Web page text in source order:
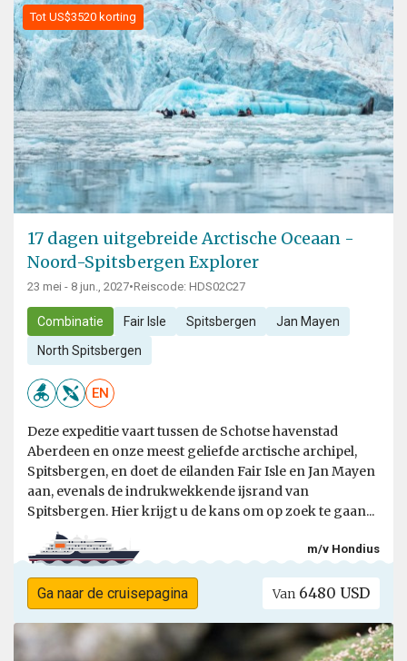
Tot US$3520 korting
17 dagen uitgebreide Arctische Oceaan -
Noord-Spitsbergen Explorer
23 mei - 8 jun., 2027•Reiscode: HDS02C27
Combinatie Fair Isle Spitsbergen Jan Mayen
North Spitsbergen
EN
Deze expeditie vaart tussen de Schotse havenstad
Aberdeen en onze meest geliefde arctische archipel,
Spitsbergen, en doet de eilanden Fair Isle en Jan Mayen
aan, evenals de indrukwekkende ijsrand van
Spitsbergen. Hier krijgt u de kans om op zoek te gaan...
m/v Hondius
Ga naar de cruisepagina Van 6480 USD